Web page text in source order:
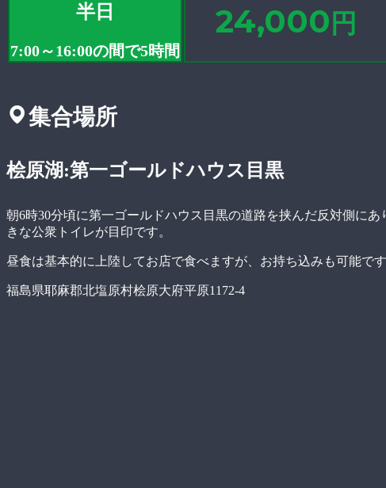
半日
7:00～16:00の間で5時間
24,000円
集合場所
桧原湖:第一ゴールドハウス目黒
朝6時30分頃に第一ゴールドハウス目黒の道路を挟んだ反対側に
きな公衆トイレが目印です。
昼食は基本的に上陸してお店で食べますが、お持ち込みも可能で
福島県耶麻郡北塩原村桧原大府平原1172-4